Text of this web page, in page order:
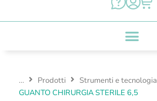
... Prodotti Strumenti e tecnologia
GUANTO CHIRURGIA STERILE 6,5